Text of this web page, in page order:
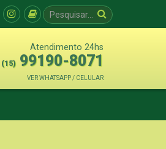
Atendimento 24hs
(15) 99190-8071
VER WHATSAPP / CELULAR